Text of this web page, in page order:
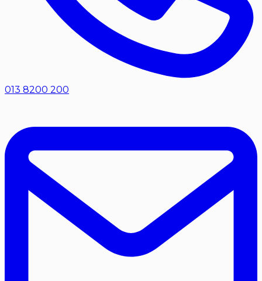
013 8200 200